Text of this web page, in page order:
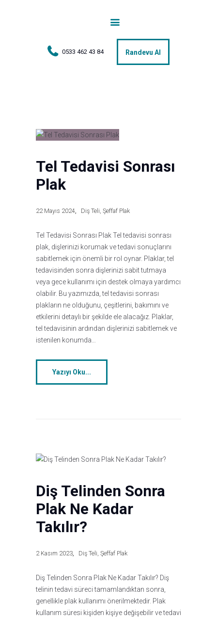
0533 462 43 84 Randevu Al
Tedaviler
Basın
İletişim
Tel Tedavisi Sonrası
Plak
22 Mayıs 2024 Diş Teli,Şeffaf Plak
Tel Tedavisi Sonrası Plak Tel tedavisi sonrası
plak, dişlerinizi korumak ve tedavi sonuçlarını
sabitlemek için önemli bir rol oynar. Plaklar, tel
tedavisinden sonra dişlerinizi sabit tutmaya
veya gece kullanımı için destek olmaya yardımcı
olabilir. Bu yazımızda, tel tedavisi sonrası
plakların ne olduğunu, çeşitlerini, bakımını ve
etkilerini detaylı bir şekilde ele alacağız. Plaklar,
tel tedavisinin ardından dişlerinizi sabitlemek ve
istenilen konumda…
Yazıyı Oku...
Diş Telinden Sonra
Plak Ne Kadar
Takılır?
2 Kasım 2023 Diş Teli,Şeffaf Plak
Diş Telinden Sonra Plak Ne Kadar Takılır? Diş
telinin tedavi süreci tamamlandıktan sonra,
genellikle plak kullanımı önerilmektedir. Plak
kullanım süresi kişiden kişiye değişebilir ve tedavi